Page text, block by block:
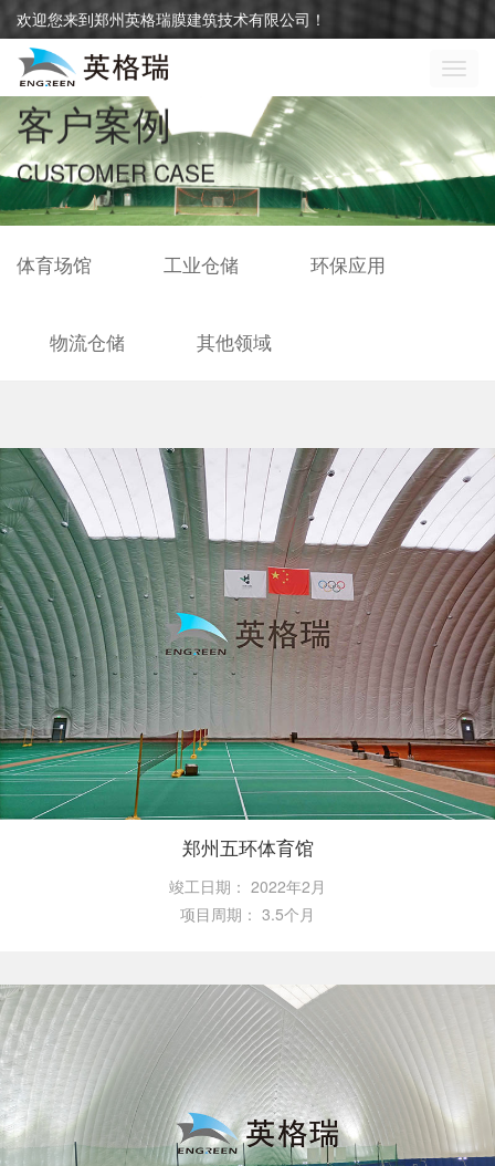
欢迎您来到郑州英格瑞膜建筑技术有限公司！
切
换
航
客户案例
CUSTOMER CASE
体育场馆 工业仓储 环保应用
物流仓储 其他领域
郑州五环体育馆
竣工日期： 2022年2月
项目周期： 3.5个月